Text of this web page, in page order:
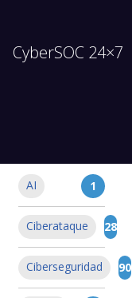
CyberSOC 24×7
AI 1
Ciberataque 28
Ciberseguridad 90